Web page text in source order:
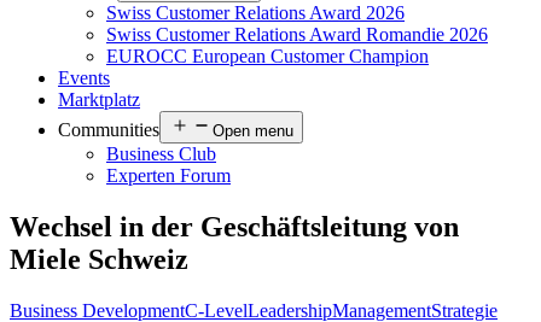
Swiss Customer Relations Award 2026
Swiss Customer Relations Award Romandie 2026
EUROCC European Customer Champion
Events
Marktplatz
Communities
Open menu
Business Club
Experten Forum
Wechsel in der Geschäftsleitung von
Miele Schweiz
Business DevelopmentC-LevelLeadershipManagementStrategie